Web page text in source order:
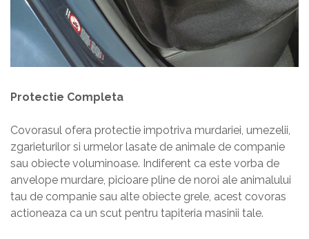
Protectie Completa
Covorasul ofera protectie impotriva murdariei, umezelii,
zgarieturilor si urmelor lasate de animale de companie
sau obiecte voluminoase. Indiferent ca este vorba de
anvelope murdare, picioare pline de noroi ale animalului
tau de companie sau alte obiecte grele, acest covoras
actioneaza ca un scut pentru tapiteria masinii tale.